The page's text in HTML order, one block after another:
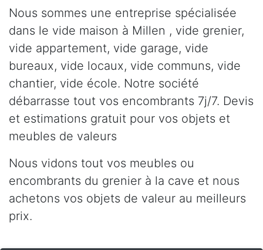
Nous sommes une entreprise spécialisée
dans le vide maison à Millen , vide grenier,
vide appartement, vide garage, vide
bureaux, vide locaux, vide communs, vide
chantier, vide école. Notre société
débarrasse tout vos encombrants 7j/7. Devis
et estimations gratuit pour vos objets et
meubles de valeurs
Nous vidons tout vos meubles ou
encombrants du grenier à la cave et nous
achetons vos objets de valeur au meilleurs
prix.